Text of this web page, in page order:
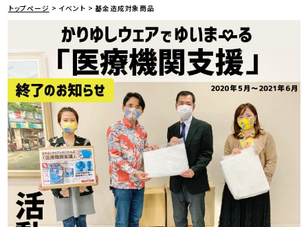
トップページ イベント 基金造成対象商品